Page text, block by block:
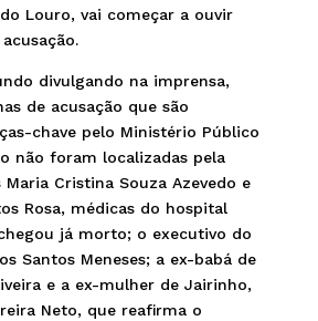
Louro, vai começar a ouvir
divulgando na imprensa,
de acusação que são
chave pelo Ministério Público
não foram localizadas pela
Maria Cristina Souza Azevedo e
Rosa, médicas do hospital
já morto; o executivo do
Santos Meneses; a ex-babá de
e a ex-mulher de Jairinho,
Neto, que reafirma o